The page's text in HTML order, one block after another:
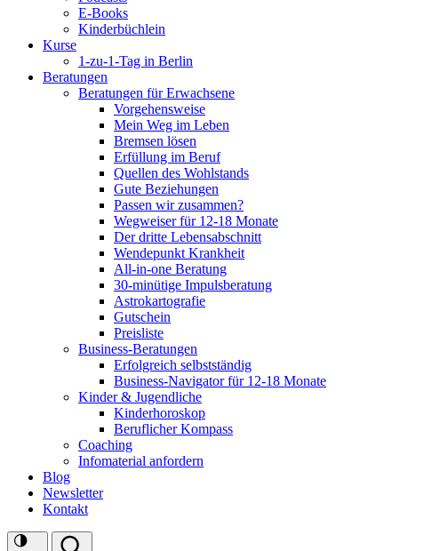
E-Books
Kinderbüchlein
Kurse
1-zu-1-Tag in Berlin
Beratungen
Beratungen für Erwachsene
Vorgehensweise
Mein Weg im Leben
Bremsen lösen
Erfüllung im Beruf
Quellen des Wohlstands
Gute Beziehungen
Passen wir zusammen?
Wegweiser für 12-18 Monate
Der dritte Lebensabschnitt
Wendepunkt Krankheit
All-in-one Beratung
30-minütige Impulsberatung
Astrokartografie
Gutschein
Preisliste
Business-Beratungen
Erfolgreich selbstständig
Business-Navigator für 12-18 Monate
Kinder & Jugendliche
Kinderhoroskop
Beruflicher Kompass
Coaching
Infomaterial anfordern
Blog
Newsletter
Kontakt